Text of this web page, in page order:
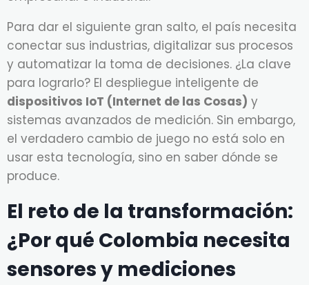
Para dar el siguiente gran salto, el país necesita
conectar sus industrias, digitalizar sus procesos
y automatizar la toma de decisiones. ¿La clave
para lograrlo? El despliegue inteligente de
dispositivos IoT (Internet de las Cosas) y
sistemas avanzados de medición. Sin embargo,
el verdadero cambio de juego no está solo en
usar esta tecnología, sino en saber dónde se
produce.
El reto de la transformación:
¿Por qué Colombia necesita
sensores y mediciones